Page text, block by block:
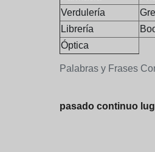
Palabras y Frases
Verdulería
Librería
Óptica
pasado continuo